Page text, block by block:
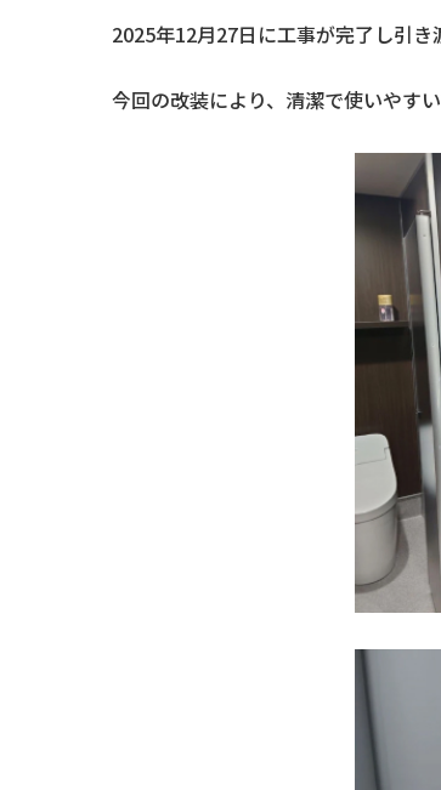
2025年12月27日に工事が完了し引き
今回の改装により、清潔で使いやす